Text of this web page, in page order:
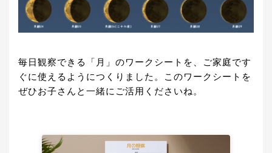
毎日観察できる「月」のワークシートを、ご家庭です
ぐに使えるようにつくりました。このワークシートを
ぜひお子さんと一緒にご活用くださいね。